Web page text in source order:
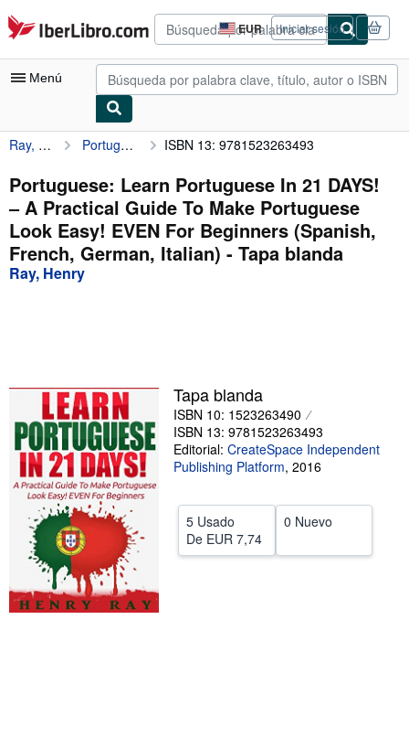
Pasar al contenido principal
IberLibro.com EUR
Preferencias
de
compra
del
Iniciar sesión
Menú
Mi cuenta
Consultar mis pedidos
Búsqueda avanzada
Colecciones
Libros antiguos
Ayuda
CERRAR
Ray, Henry Portuguese: Learn Portuguese In 21 DAYS! – A Practical Guide To Make Portuguese Look Easy! EVEN For Beginners (Spanish, French, German, Italian) ISBN 13: 9781523263493
Portuguese: Learn Portuguese In 21 DAYS!
– A Practical Guide To Make Portuguese
Look Easy! EVEN For Beginners (Spanish,
French, German, Italian) - Tapa blanda
Ray, Henry
Tapa blanda
ISBN 10: 1523263490
ISBN 13: 9781523263493
Editorial: CreateSpace Independent
Publishing Platform, 2016
5 Usado
De EUR 7,74
0 Nuevo